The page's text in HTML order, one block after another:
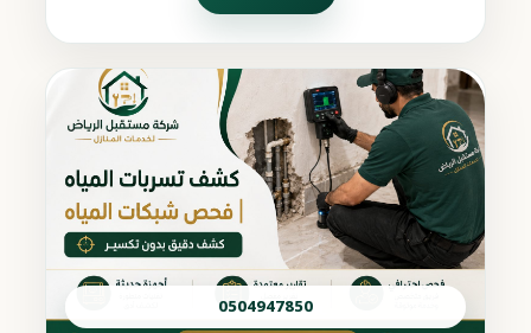
0504947850